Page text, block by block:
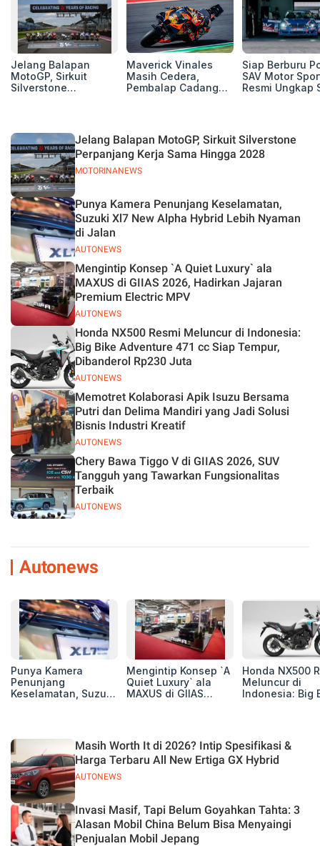
Jelang Balapan
MotoGP, Sirkuit
Silverstone
Maverick Vinales
Masih Cedera,
Pembalap Cadangan
Siap Berburu
SAV Motor
Resmi Ungkap
MOTORINANEWS
Jelang Balapan MotoGP, Sirkuit Silverstone
Perpanjang Kerja Sama Hingga 2028
AUTONEWS
Punya Kamera Penunjang Keselamatan,
Suzuki Xl7 New Alpha Hybrid Lebih Nyaman
di Jalan
AUTONEWS
Mengintip Konsep `A Quiet Luxury` ala
MAXUS di GIIAS 2026, Hadirkan Jajaran
Premium Electric MPV
AUTONEWS
Honda NX500 Resmi Meluncur di Indonesia:
Big Bike Adventure 471 cc Siap Tempur,
Dibanderol Rp230 Juta
AUTONEWS
Memotret Kolaborasi Apik Isuzu Bersama
Putri dan Delima Mandiri yang Jadi Solusi
Bisnis Industri Kreatif
AUTONEWS
Chery Bawa Tiggo V di GIIAS 2026, SUV
Tangguh yang Tawarkan Fungsionalitas
Terbaik
Autonews
Punya Kamera
Penunjang
Keselamatan, Suzuki
Mengintip Konsep `A
Quiet Luxury` ala
MAXUS di GIIAS
Honda NX500
Meluncur di
Indonesia: Big
Juta
AUTONEWS
Masih Worth It di 2026? Intip Spesifikasi &
Harga Terbaru All New Ertiga GX Hybrid
Invasi Masif, Tapi Belum Goyahkan Tahta: 3
Alasan Mobil China Belum Bisa Menyaingi
Penjualan Mobil Jepang